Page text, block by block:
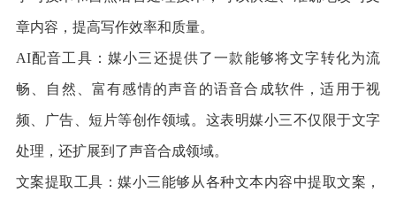
章内容，提高写作效率和质量。
AI配音工具：媒小三还提供了一款能够将文字转化为流
畅、自然、富有感情的声音的语音合成软件，适用于视
频、广告、短片等创作领域。这表明媒小三不仅限于文字
处理，还扩展到了声音合成领域。
文案提取工具：媒小三能够从各种文本内容中提取文案，